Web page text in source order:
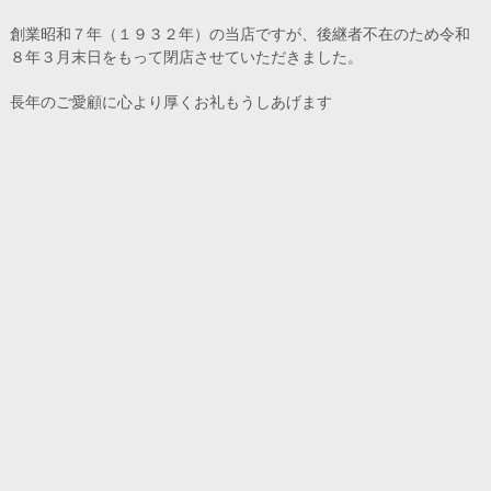
創業昭和７年（１９３２年）の当店ですが、後継者不在のため令和
８年３月末日をもって閉店させていただきました。
長年のご愛顧に心より厚くお礼もうしあげます